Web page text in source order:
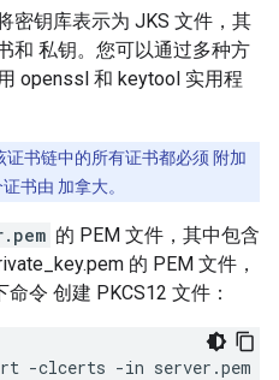
密钥库表示为 JKS 文件，其
和 私钥。您可以通过多种方
openssl 和 keytool 实用程
证书链中的所有证书都必须 附加
书由 加拿大。
的 PEM 文件，其中包含
的 PEM 文件，
令 创建 PKCS12 文件：
-clcerts -in server.pem -